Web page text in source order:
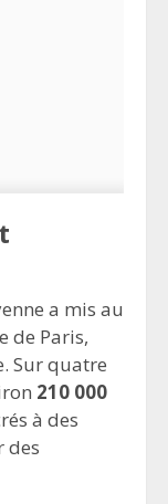
a mis au
de Paris,
Sur quatre
210 000
à des
des